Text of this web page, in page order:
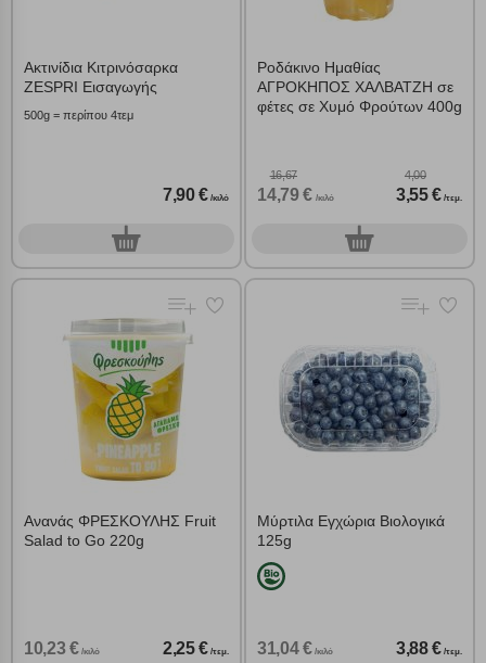
Ακτινίδια Κιτρινόσαρκα
ZESPRI Εισαγωγής
500g = περίπου 4τεμ
7,90 € /κιλό
0γρ.
Ροδάκινo Ημαθίας
ΑΓΡΟΚΗΠΟΣ ΧΑΛΒΑΤΖΗ σε
φέτες σε Χυμό Φρούτων 400g
16,67
14,79 € /κιλό
4,00
3,55 € /τεμ.
0τεμ.
Ανανάς ΦΡΕΣΚΟΥΛΗΣ Fruit
Salad to Go 220g
10,23 € /κιλό 2,25 € /τεμ.
Μύρτιλα Εγχώρια Βιολογικά
125g
31,04 € /κιλό 3,88 € /τεμ.